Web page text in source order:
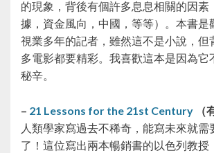
的現象，背後有個許多息息相關的因素
據，資金風向，中國，等等）。本書是
視業多年的記者，雖然這不是小說，但
多電影都要精彩。我喜歡這本是因為它
秘辛。
– 21 Lessons for the 21st Century （
人類學家寫過去不稀奇，能寫未來就需
了！這位寫出兩本暢銷書的以色列教授